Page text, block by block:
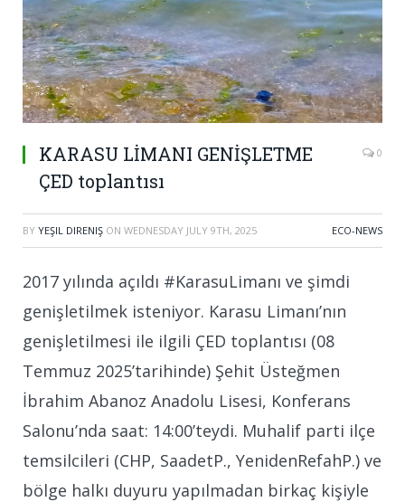
KARASU LİMANI GENİŞLETME
ÇED toplantısı
0
BY YEŞIL DIRENIŞ ON WEDNESDAY JULY 9TH, 2025 ECO-NEWS
2017 yılında açıldı #KarasuLimanı ve şimdi
genişletilmek isteniyor. Karasu Limanı’nın
genişletilmesi ile ilgili ÇED toplantısı (08
Temmuz 2025’tarihinde) Şehit Üsteğmen
İbrahim Abanoz Anadolu Lisesi, Konferans
Salonu’nda saat: 14:00’teydi. Muhalif parti ilçe
temsilcileri (CHP, SaadetP., YenidenRefahP.) ve
bölge halkı duyuru yapılmadan birkaç kişiyle